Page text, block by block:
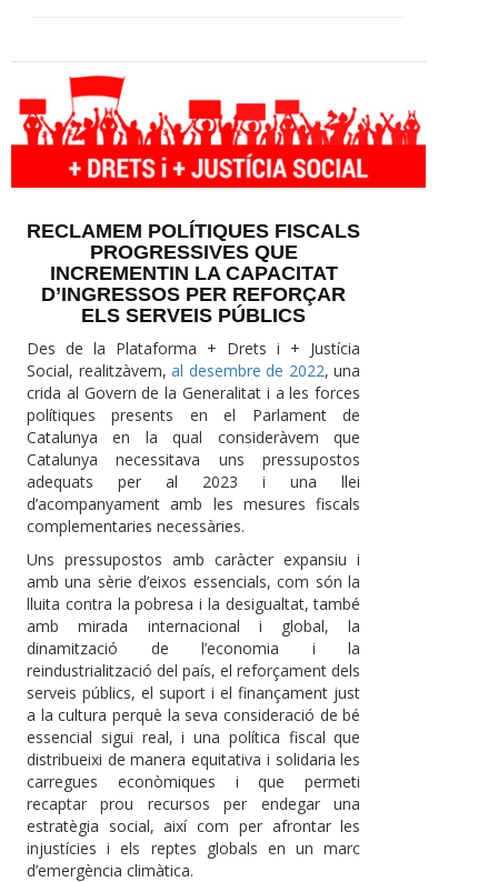
RECLAMEM POLÍTIQUES FISCALS
PROGRESSIVES QUE
INCREMENTIN LA CAPACITAT
D’INGRESSOS PER REFORÇAR
ELS SERVEIS PÚBLICS
Des de la Plataforma + Drets i + Justícia
Social, realitzàvem,al desembre de 2022, una
crida al Govern de la Generalitat i a les forces
polítiques presents en el Parlament de
Catalunya en la qual consideràvem que
Catalunya necessitava uns pressupostos
adequats per al 2023 i una llei
d’acompanyament amb les mesures fiscals
complementaries necessàries.
Uns pressupostos amb caràcter expansiu i
amb una sèrie d’eixos essencials, com són la
lluita contra la pobresa i la desigualtat, també
amb mirada internacional i global, la
dinamització de l’economia i la
reindustrialització del país, el reforçament dels
serveis públics, el suport i el finançament just
a la cultura perquè la seva consideració de bé
essencial sigui real, i una política fiscal que
distribueixi de manera equitativa i solidaria les
carregues econòmiques i que permeti
recaptar prou recursos per endegar una
estratègia social, així com per afrontar les
injustícies i els reptes globals en un marc
d’emergència climàtica.